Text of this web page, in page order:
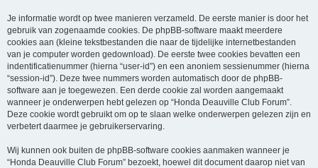
Je informatie wordt op twee manieren verzameld. De eerste manier is door het
gebruik van zogenaamde cookies. De phpBB-software maakt meerdere
cookies aan (kleine tekstbestanden die naar de tijdelijke internetbestanden
van je computer worden gedownload). De eerste twee cookies bevatten een
indentificatienummer (hierna “user-id”) en een anoniem sessienummer (hierna
“session-id”). Deze twee nummers worden automatisch door de phpBB-
software aan je toegewezen. Een derde cookie zal worden aangemaakt
wanneer je onderwerpen hebt gelezen op “Honda Deauville Club Forum”.
Deze cookie wordt gebruikt om op te slaan welke onderwerpen gelezen zijn en
verbetert daarmee je gebruikerservaring.
Wij kunnen ook buiten de phpBB-software cookies aanmaken wanneer je
“Honda Deauville Club Forum” bezoekt, hoewel dit document daarop niet van